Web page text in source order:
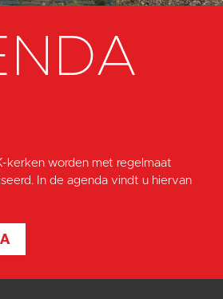
kerken worden met regelmaat
In de agenda vindt u hiervan